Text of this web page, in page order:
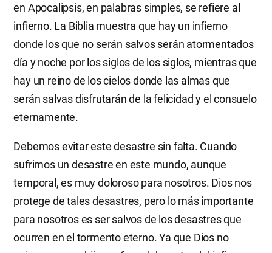
en Apocalipsis, en palabras simples, se refiere al
infierno. La Biblia muestra que hay un infierno
donde los que no serán salvos serán atormentados
día y noche por los siglos de los siglos, mientras que
hay un reino de los cielos donde las almas que
serán salvas disfrutarán de la felicidad y el consuelo
eternamente.
Debemos evitar este desastre sin falta. Cuando
sufrimos un desastre en este mundo, aunque
temporal, es muy doloroso para nosotros. Dios nos
protege de tales desastres, pero lo más importante
para nosotros es ser salvos de los desastres que
ocurren en el tormento eterno. Ya que Dios no